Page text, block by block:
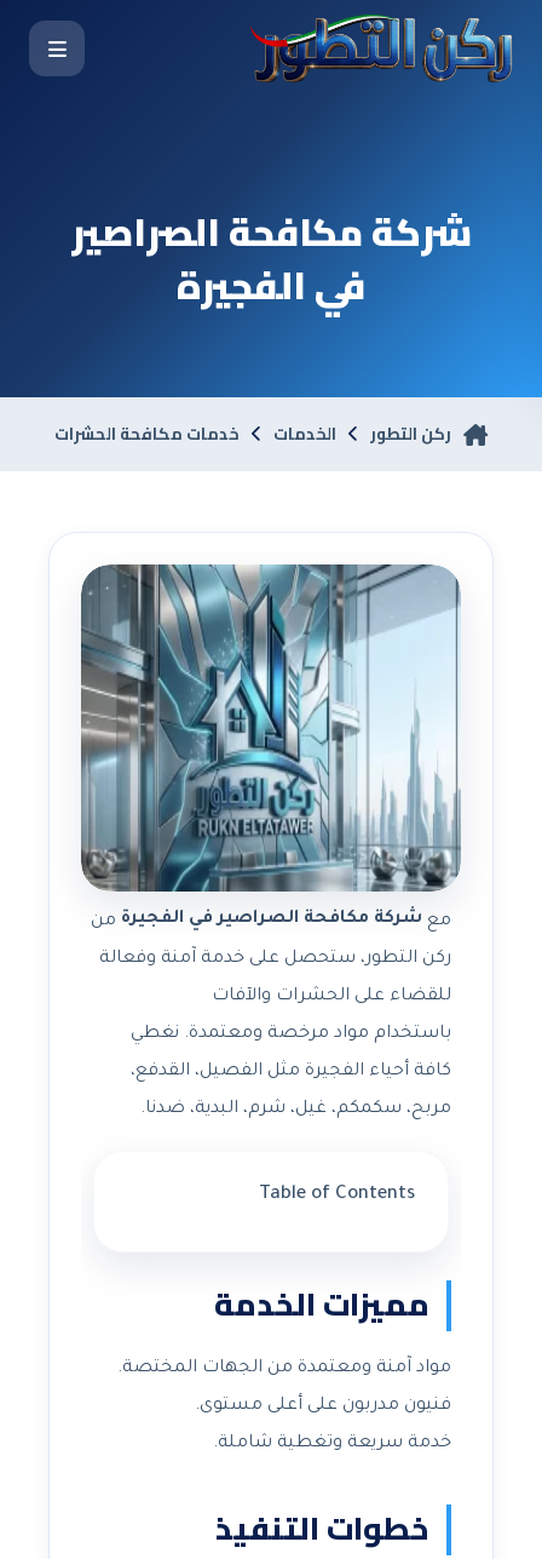
شركة مكافحة الصراصير
في الفجيرة
ركن التطور الخدمات خدمات مكافحة الحشرات
مع شركة مكافحة الصراصير في الفجيرة من
ركن التطور، ستحصل على خدمة آمنة وفعالة
للقضاء على الحشرات والآفات
باستخدام مواد مرخصة ومعتمدة. نغطي
كافة أحياء الفجيرة مثل الفصيل، القدفع،
مربح، سكمكم، غيل، شرم، البدية، ضدنا.
Table of Contents
مميزات الخدمة
مواد آمنة ومعتمدة من الجهات المختصة.
فنيون مدربون على أعلى مستوى.
خدمة سريعة وتغطية شاملة.
خطوات التنفيذ